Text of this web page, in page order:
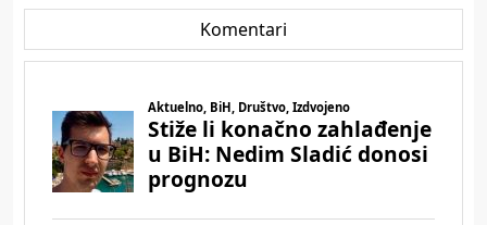
Komentari